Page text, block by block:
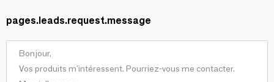
pages.leads.request.message